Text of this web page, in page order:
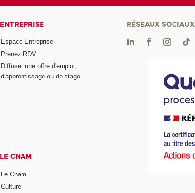
ENTREPRISE
Espace Entreprise
Prenez RDV
Diffuser une offre d'emploi,
d'apprentissage ou de stage
LE CNAM
Le Cnam
Culture
RÉSEAUX SOCIAUX